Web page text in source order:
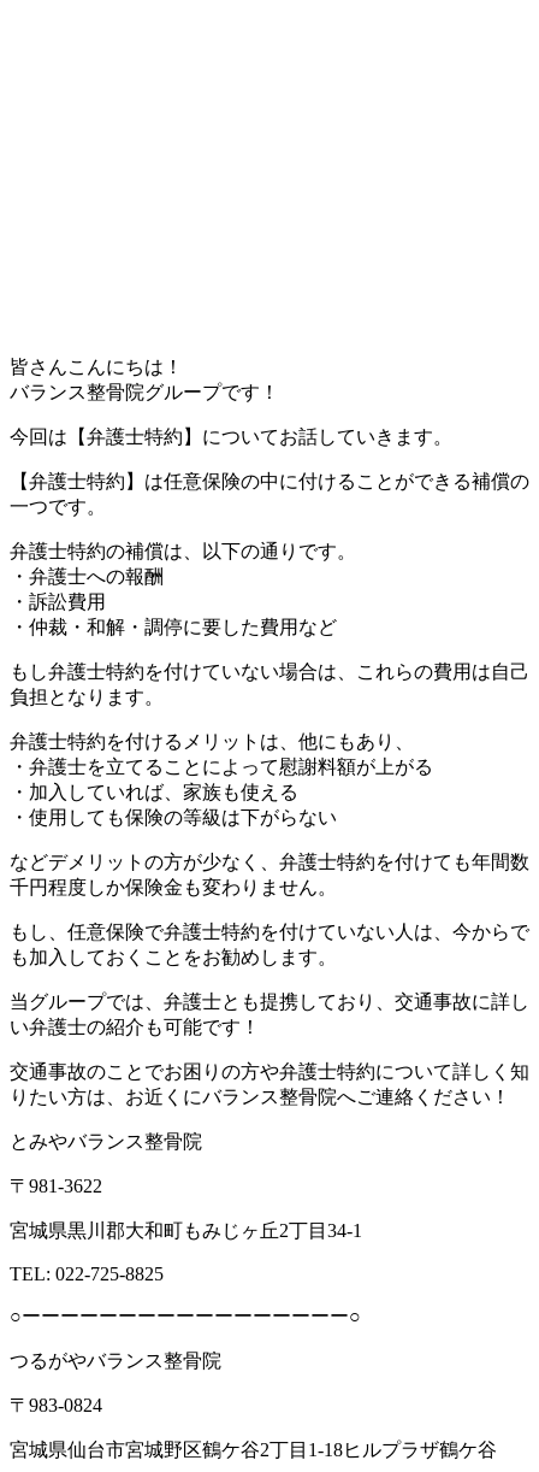
皆さんこんにちは！
バランス整骨院グループです！
今回は【弁護士特約】についてお話していきます。
【弁護士特約】は任意保険の中に付けることができる補償の
一つです。
弁護士特約の補償は、以下の通りです。
・弁護士への報酬
・訴訟費用
・仲裁・和解・調停に要した費用など
もし弁護士特約を付けていない場合は、これらの費用は自己
負担となります。
弁護士特約を付けるメリットは、他にもあり、
・弁護士を立てることによって慰謝料額が上がる
・加入していれば、家族も使える
・使用しても保険の等級は下がらない
などデメリットの方が少なく、弁護士特約を付けても年間数
千円程度しか保険金も変わりません。
もし、任意保険で弁護士特約を付けていない人は、今からで
も加入しておくことをお勧めします。
当グループでは、弁護士とも提携しており、交通事故に詳し
い弁護士の紹介も可能です！
交通事故のことでお困りの方や弁護士特約について詳しく知
りたい方は、お近くにバランス整骨院へご連絡ください！
とみやバランス整骨院
〒981-3622
宮城県黒川郡大和町もみじヶ丘2丁目34-1
TEL: 022-725-8825
○ーーーーーーーーーーーーーーーーー○
つるがやバランス整骨院
〒983-0824
宮城県仙台市宮城野区鶴ケ谷2丁目1-18ヒルプラザ鶴ケ谷